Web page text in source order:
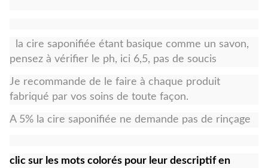
la cire saponifiée étant basique comme un savon,
pensez à vérifier le ph, ici 6,5, pas de soucis
Je recommande de le faire à chaque produit
fabriqué par vos soins de toute façon.
A 5% la cire saponifiée ne demande pas de rinçage
clic sur les mots colorés pour leur descriptif en